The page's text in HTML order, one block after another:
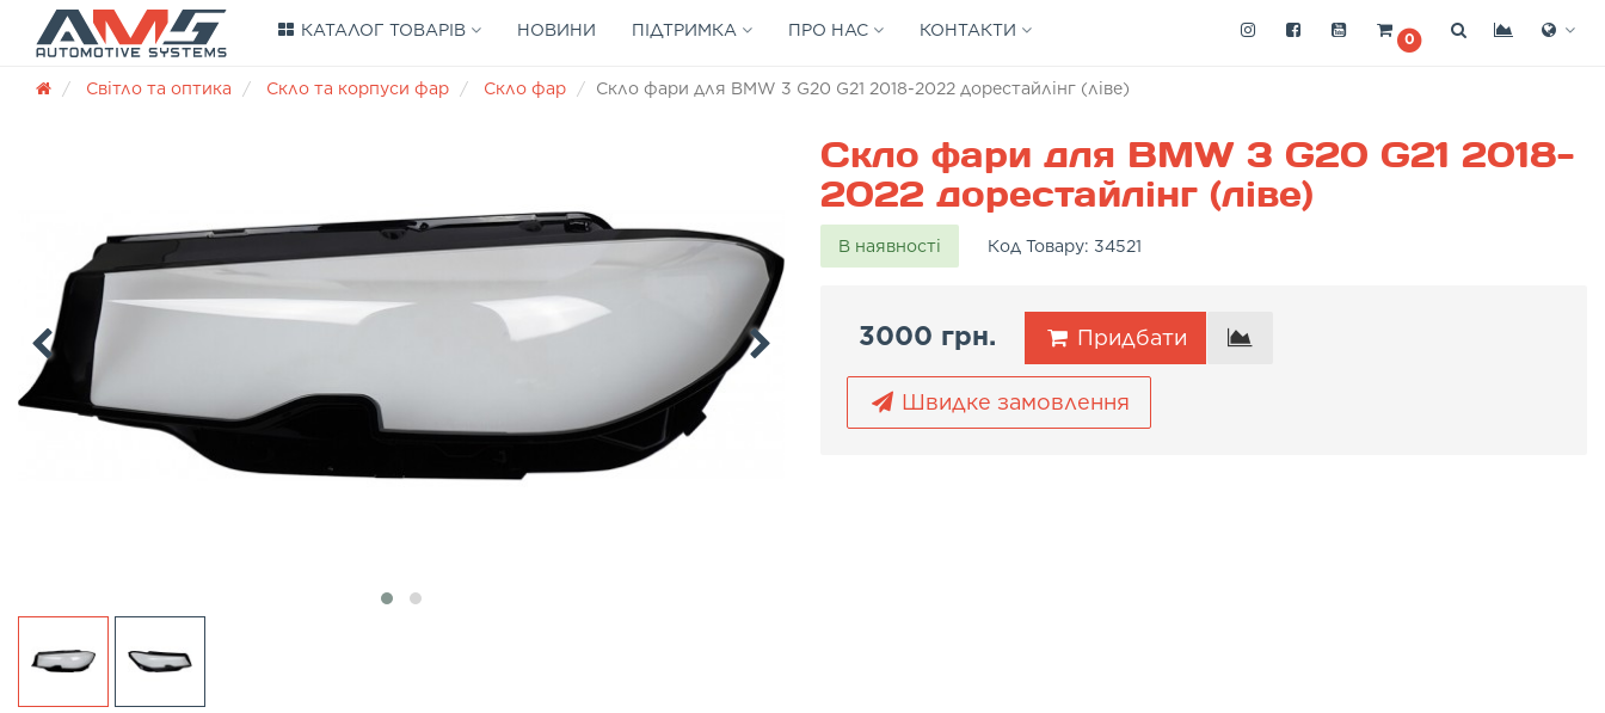
КАТАЛОГ ТОВАРІВ НОВИНИ ПІДТРИМКА ПРО НАС КОНТАКТИ 0
Світло та оптика Скло та корпуси фар Скло фар Скло фари для BMW 3 G20 G21 2018-2022 дорестайлінг (ліве)
Скло фари для BMW 3 G20 G21 2018-
2022 дорестайлінг (ліве)
В наявності Код Товару: 34521
3000 грн. Придбати
Швидке замовлення